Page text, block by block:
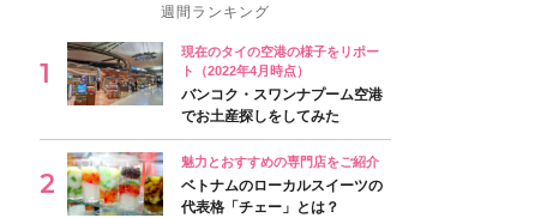
週間ランキング
現在のタイの空港の様子をリポー
ト（2022年4月時点）
バンコク・スワンナプーム空港
でお土産探しをしてみた
魅力とおすすめの専門店をご紹介
ベトナムのローカルスイーツの
代表格「チェー」とは？